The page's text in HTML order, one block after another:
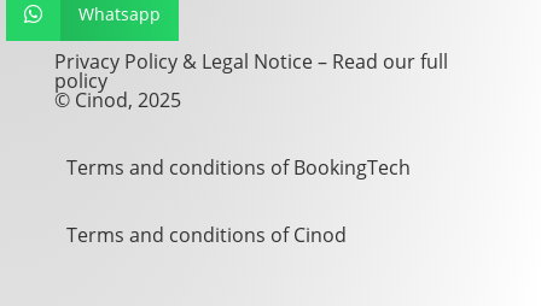
 Whatsapp
Privacy Policy & Legal Notice – Read our full
policy
© Cinod, 2025
Terms and conditions of BookingTech
Terms and conditions of Cinod